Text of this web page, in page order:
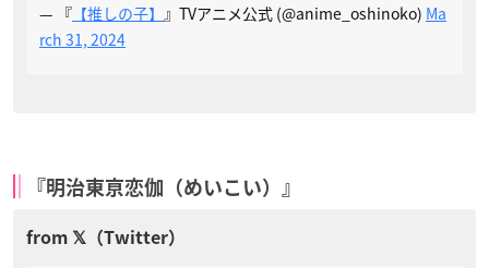
— 『 【推しの子】 』TVアニメ公式 (@anime_oshinoko) Ma
rch 31, 2024
『明治東亰恋伽（めいこい）』